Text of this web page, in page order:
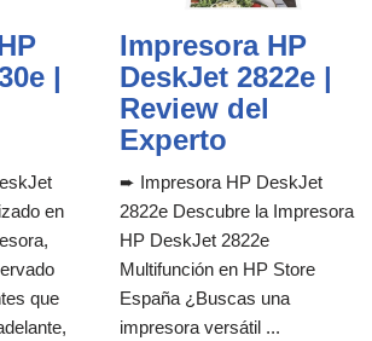
|
en
que
Impresora HP
DeskJet 2822e |
Review del
Experto
➨ Impresora HP DeskJet
2822e Descubre la Impresora
HP DeskJet 2822e
Multifunción en HP Store
España ¿Buscas una
impresora versátil ...